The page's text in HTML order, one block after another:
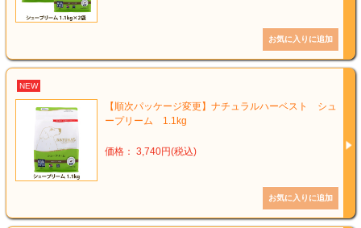
NEW
【順次パッケージ変更】ナチュラルハーベスト シュ
ープリーム 1.1kg
価格： 3,740円(税込)